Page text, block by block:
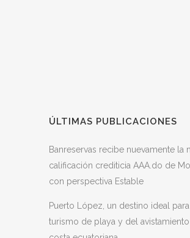
ÚLTIMAS PUBLICACIONES
Banreservas recibe nuevamente la
calificación crediticia AAA.do de
con perspectiva Estable
Puerto López, un destino ideal
turismo de playa y del